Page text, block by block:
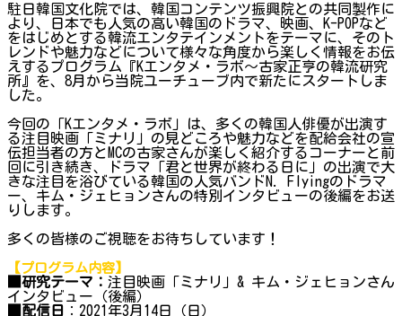
駐日韓国文化院では、韓国コンテンツ振興院との共同製作に
より、日本でも人気の高い韓国のドラマ、映画、K-POPなど
をはじめとする韓流エンタテインメントをテーマに、そのト
レンドや魅力などについて様々な角度から楽しく情報をお伝
えするプログラム『Kエンタメ・ラボ～古家正亨の韓流研究
所』を、8月から当院ユーチューブ内で新たにスタートしま
した。
今回の「Kエンタメ・ラボ」は、多くの韓国人俳優が出演す
る注目映画「ミナリ」の見どころや魅力などを配給会社の宣
伝担当者の方とMCの古家さんが楽しく紹介するコーナーと前
回に引き続き、ドラマ「君と世界が終わる日に」の出演で大
きな注目を浴びている韓国の人気バンドN. Flyingのドラマ
ー、キム・ジェヒョンさんの特別インタビューの後編をお送
りします。
多くの皆様のご視聴をお待ちしています！
【プログラム内容】
■研究テーマ： 注目映画「ミナリ」& キム・ジェヒョンさん
インタビュー（後編）
■配信日
：2021年3月14日（日）